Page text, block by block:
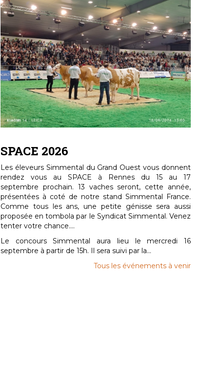
SPACE 2026
Les éleveurs Simmental du Grand Ouest vous donnent
rendez vous au SPACE à Rennes du 15 au 17
septembre prochain. 13 vaches seront, cette année,
présentées à coté de notre stand Simmental France.
Comme tous les ans, une petite génisse sera aussi
proposée en tombola par le Syndicat Simmental. Venez
tenter votre chance....
Le concours Simmental aura lieu le mercredi 16
septembre à partir de 15h. Il sera suivi par la...
Tous les événements à venir